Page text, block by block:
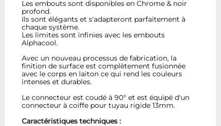
Les embouts sont disponibles en Chrome & noir
profond.
Ils sont élégants et s'adapteront parfaitement à
chaque système.
Les limites sont infinies avec les embouts
Alphacool.
Avec un nouveau processus de fabrication, la
finition de surface est complètement fusionnée
avec le corps en laiton ce qui rend les couleurs
intenses et durables.
Le connecteur est coudé à 90° et est équipé d'un
connecteur à coiffe pour tuyau rigide 13mm.
Caractéristiques techniques :